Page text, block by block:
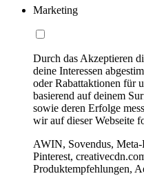
Marketing
Durch das Akzeptieren
deine Interessen
oder Rabattaktionen für
basierend auf deinem
sowie deren Erfolge
wir auf dieser Webseite
AWIN, Sovendus,
Pinterest,
Produktempfehlungen,